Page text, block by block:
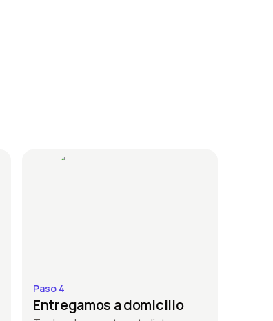
Paso 4
Entregamos a domicilio